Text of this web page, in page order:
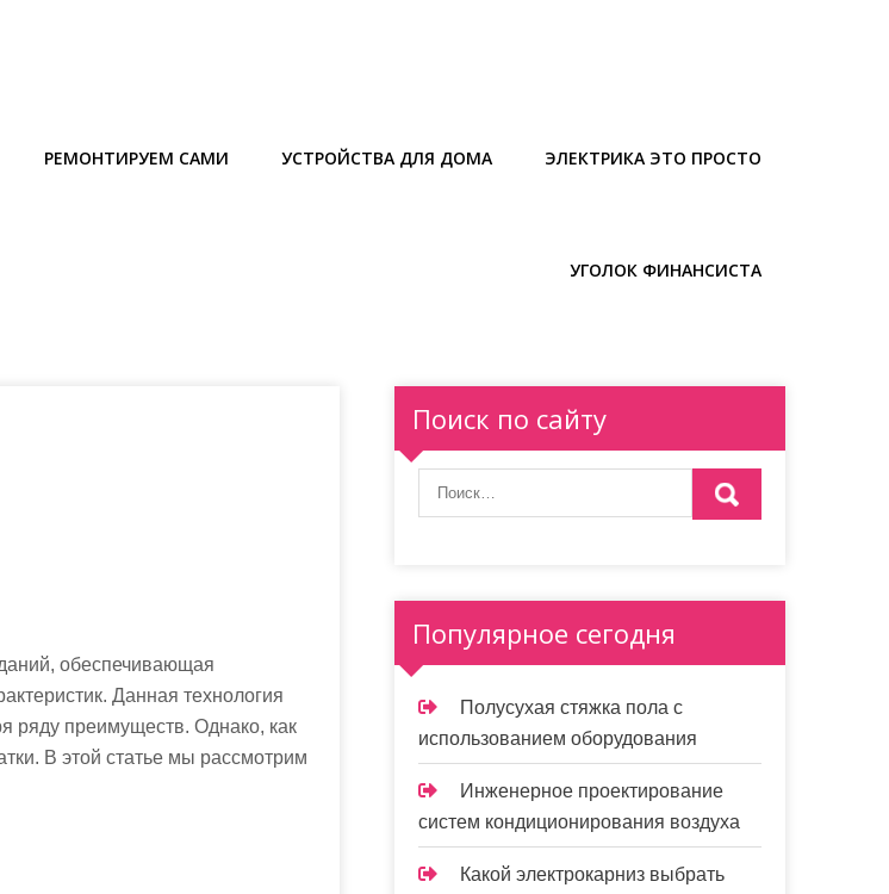
РЕМОНТИРУЕМ САМИ УСТРОЙСТВА ДЛЯ ДОМА ЭЛЕКТРИКА ЭТО ПРОСТО
УГОЛОК ФИНАНСИСТА
обеспечивающая
Данная технология
ряду преимуществ. Однако, как
В этой статье мы рассмотрим
Поиск по сайту
Популярное сегодня
Полусухая стяжка пола с
использованием оборудования
Инженерное проектирование
систем кондиционирования воздуха
Какой электрокарниз выбрать